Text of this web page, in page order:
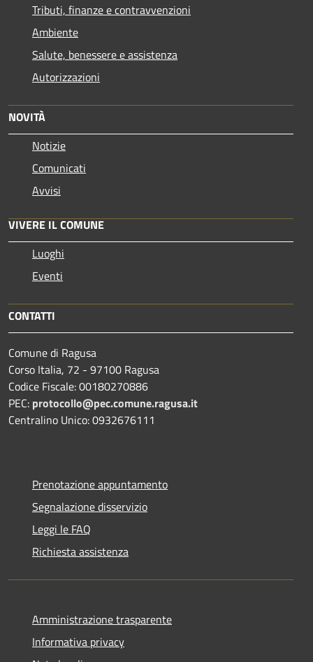
Tributi, finanze e contravvenzioni
Ambiente
Salute, benessere e assistenza
Autorizzazioni
NOVITÀ
Notizie
Comunicati
Avvisi
VIVERE IL COMUNE
Luoghi
Eventi
CONTATTI
Comune di Ragusa
Corso Italia, 72 - 97100 Ragusa
Codice Fiscale: 00180270886
PEC: protocollo@pec.comune.ragusa.it
Centralino Unico: 0932676111
Prenotazione appuntamento
Segnalazione disservizio
Leggi le FAQ
Richiesta assistenza
Amministrazione trasparente
Informativa privacy